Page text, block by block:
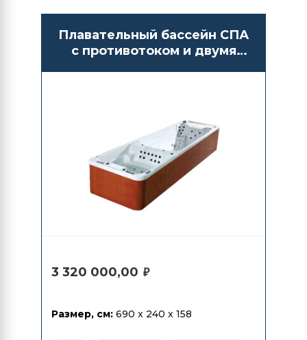
Плавательный бассейн СПА
с противотоком и двумя
3 320 000,00 ₽
Размер, см: 690 x 240 x 158